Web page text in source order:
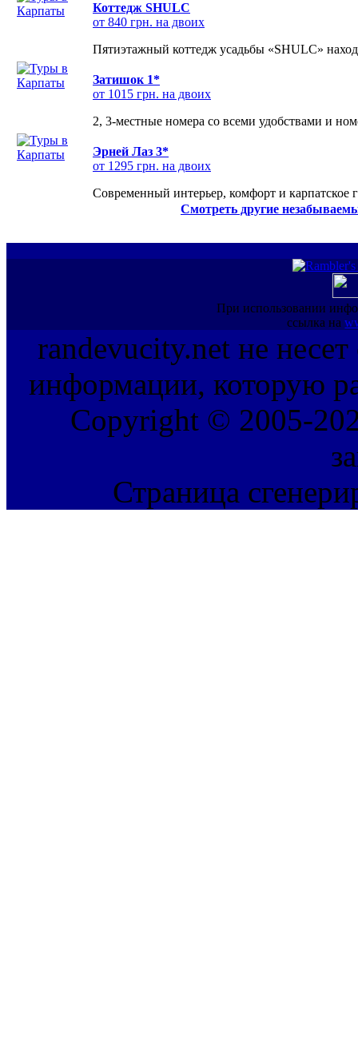
Коттедж SHULC
от 840 грн. на двоих
Пятиэтажный коттедж усадьбы «SHULC»
Затишок 1*
от 1015 грн. на двоих
2, 3-местные номера со всеми удобствами и
Эрней Лаз 3*
от 1295 грн. на двоих
Современный интерьер, комфорт и карпатское
Смотреть другие
При использовании
ссылка на
randevucity.net не несет
информации, которую
Copyright © 2005-
Страница